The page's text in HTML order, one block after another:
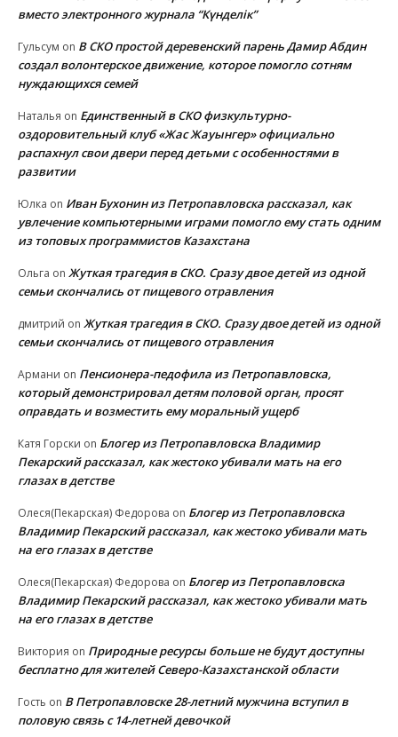
вместо электронного журнала “Күнделік”
Гульсум on В СКО простой деревенский парень Дамир Абдин
создал волонтерское движение, которое помогло сотням
нуждающихся семей
Наталья on Единственный в СКО физкультурно-
оздоровительный клуб «Жас Жауынгер» официально
распахнул свои двери перед детьми с особенностями в
развитии
Юлка on Иван Бухонин из Петропавловска рассказал, как
увлечение компьютерными играми помогло ему стать одним
из топовых программистов Казахстана
Ольга on Жуткая трагедия в СКО. Сразу двое детей из одной
семьи скончались от пищевого отравления
дмитрий on Жуткая трагедия в СКО. Сразу двое детей из одной
семьи скончались от пищевого отравления
Армани on Пенсионера-педофила из Петропавловска,
который демонстрировал детям половой орган, просят
оправдать и возместить ему моральный ущерб
Катя Горски on Блогер из Петропавловска Владимир
Пекарский рассказал, как жестоко убивали мать на его
глазах в детстве
Олеся(Пекарская) Федорова on Блогер из Петропавловска
Владимир Пекарский рассказал, как жестоко убивали мать
на его глазах в детстве
Олеся(Пекарская) Федорова on Блогер из Петропавловска
Владимир Пекарский рассказал, как жестоко убивали мать
на его глазах в детстве
Виктория on Природные ресурсы больше не будут доступны
бесплатно для жителей Северо-Казахстанской области
Гость on В Петропавловске 28-летний мужчина вступил в
половую связь с 14-летней девочкой